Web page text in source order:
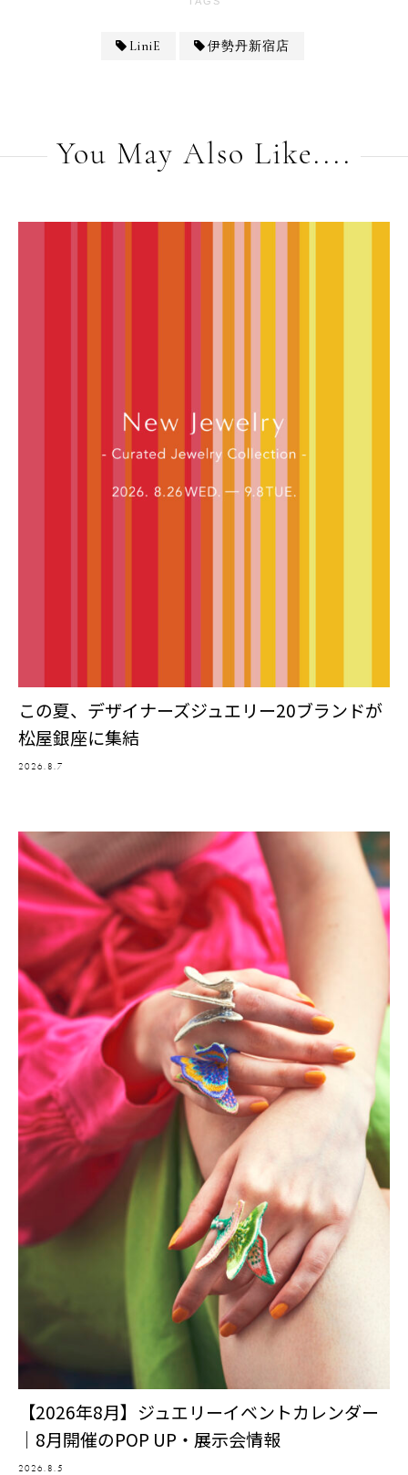
LiniE 伊勢丹新宿店
You May Also Like....
この夏、デザイナーズジュエリー20ブランドが
松屋銀座に集結
2026.8.7
【2026年8月】ジュエリーイベントカレンダー
｜8月開催のPOP UP・展示会情報
2026.8.5